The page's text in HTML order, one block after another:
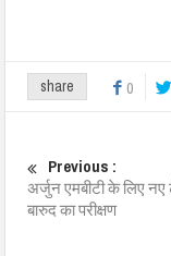
share 0
Previous :
अर्जुन एमबीटी के लिए
बारुद का परीक्षण